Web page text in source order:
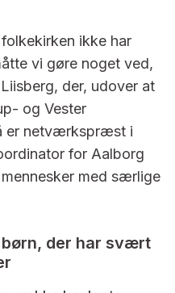
ikke har
vi gøre noget ved,
der, udover at
og Vester
er netværkspræst i
for Aalborg
med særlige
der har svært